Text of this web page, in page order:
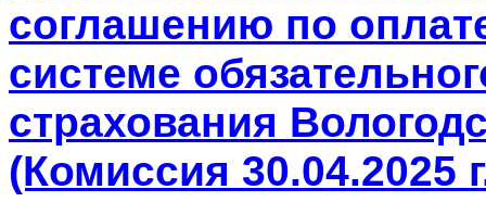
соглашению по
системе
страхования
(Комиссия 30.04.2025